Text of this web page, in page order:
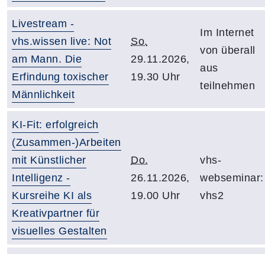
Livestream -
vhs.wissen live: Not
am Mann. Die
Erfindung toxischer
Männlichkeit
So.
29.11.2026,
19.30 Uhr
Im Internet
von überall
aus
teilnehmen
KI-Fit: erfolgreich
(Zusammen-)Arbeiten
mit Künstlicher
Intelligenz -
Kursreihe KI als
Kreativpartner für
visuelles Gestalten
Do.
26.11.2026,
19.00 Uhr
vhs-
webseminar:
vhs2